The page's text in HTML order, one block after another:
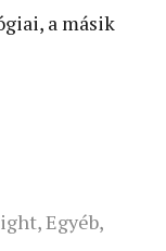
a másik
,Egyéb,